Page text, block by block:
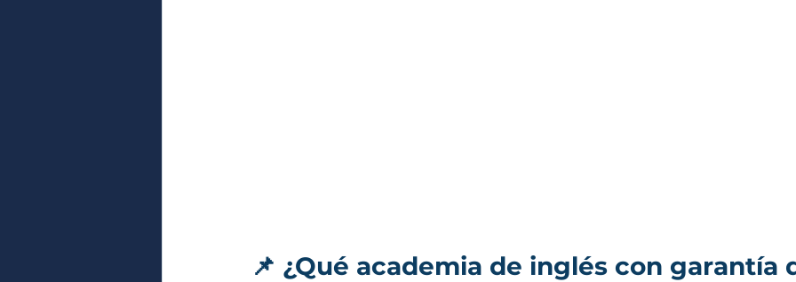
📌 ¿Qué academia de inglés con garantía